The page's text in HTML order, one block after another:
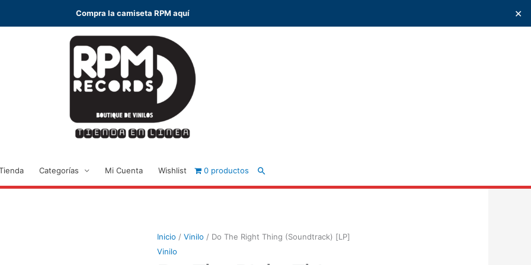
Compra la camiseta RPM aquí ✕
Categorías Mi Cuenta Wishlist 0 productos Buscar
Inicio /Vinilo / Do The Right Thing (Soundtrack) [LP]
Vinilo